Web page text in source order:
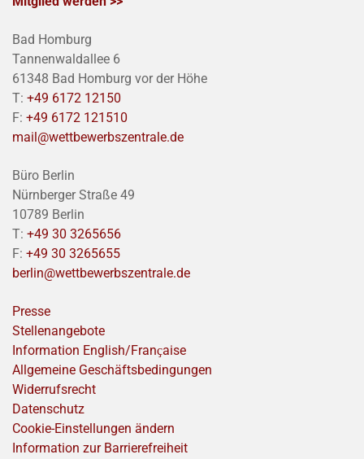
Bad Homburg
Tannenwaldallee 6
61348 Bad Homburg vor der Höhe
T: +49 6172 12150
F: +49 6172 121510
mail@wettbewerbszentrale.de
Büro Berlin
Nürnberger Straße 49
10789 Berlin
T: +49 30 3265656
F: +49 30 3265655
berlin@wettbewerbszentrale.de
Presse
Stellenangebote
Information English/Franҫaise
Allgemeine Geschäftsbedingungen
Widerrufsrecht
Datenschutz
Cookie-Einstellungen ändern
Information zur Barrierefreiheit